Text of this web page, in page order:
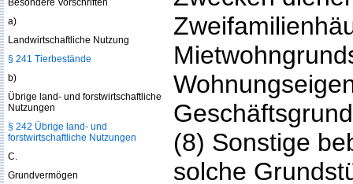
(8) Sonstige
solche
Besondere Vorschriften
a)
Landwirtschaftliche Nutzung
§ 241 Tierbestände
b)
Übrige land- und forstwirtschaftliche
Nutzungen
§ 242 Übrige land- und
forstwirtschaftliche Nutzungen
C.
Grundvermögen